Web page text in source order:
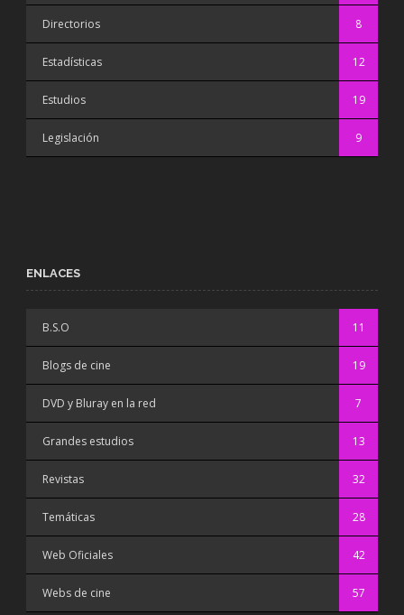
Directorios 8
Estadísticas 12
Estudios 19
Legislación 9
ENLACES
B.S.O 11
Blogs de cine 19
DVD y Bluray en la red 7
Grandes estudios 13
Revistas 32
Temáticas 28
Web Oficiales 42
Webs de cine 57